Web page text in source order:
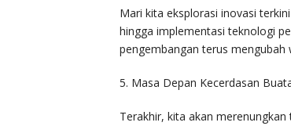
Mari kita eksplorasi inovasi
hingga implementasi teknologi
pengembangan terus mengubah
5. Masa Depan Kecerdasan
Terakhir, kita akan